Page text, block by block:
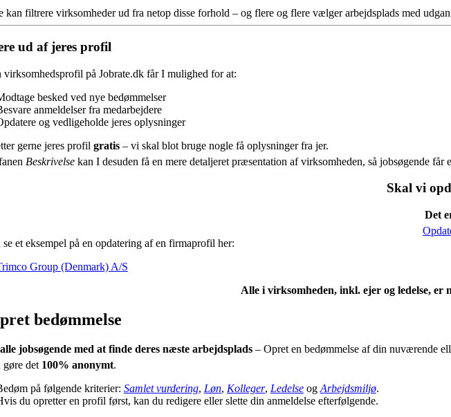
kan filtrere virksomheder ud fra netop disse forhold – og flere og flere vælger arbejdsplads med
ud af jeres profil
virksomhedsprofil på Jobrate.dk får I mulighed for at:
besked ved nye bedømmelser
anmeldelser fra medarbejdere
og vedligeholde jeres oplysninger
gerne jeres profil gratis– vi skal blot bruge nogle få oplysninger fra jer.
Beskrivelsekan I desuden få en mere detaljeret præsentation af virksomheden, så jobsøgende
Skal vi
Det
et eksempel på en opdatering af en firmaprofil her:
Group (Denmark) A/S
Alle i virksomheden, inkl. ejer og ledelse, er
bedømmelse
jobsøgende med at finde deres næste arbejdsplads– Opret en bedømmelse af din nuværende
det100% anonymt.
på følgende kriterier: Samlet vurdering, Løn, Kolleger, Ledelseog Arbejdsmiljø.
du opretter en profil først, kan du redigere eller slette din anmeldelse efterfølgende.